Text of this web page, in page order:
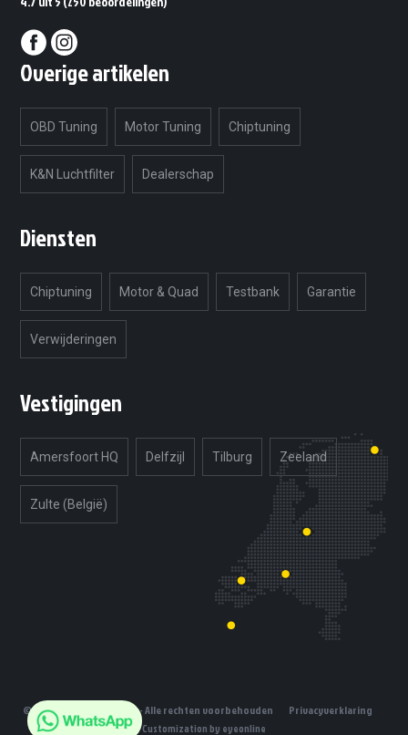
Overige artikelen
OBD Tuning Motor Tuning Chiptuning
K&N Luchtfilter Dealerschap
Diensten
Chiptuning Motor & Quad Testbank Garantie
Verwijderingen
Vestigingen
Amersfoort HQ Delfzijl Tilburg Zeeland
Zulte (België)
© 2019 Unlimited Tuning - Alle rechten voorbehouden Privacyverklaring
Customization by eyeonline